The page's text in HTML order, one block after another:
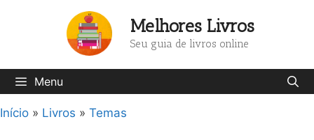
Melhores Livros
Seu guia de livros online
Menu
Início » Livros » Temas